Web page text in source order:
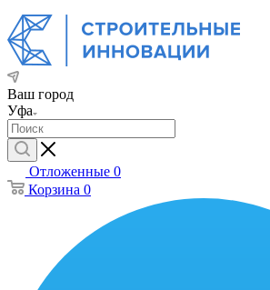
Ваш город
Уфа
Отложенные 0
Корзина 0